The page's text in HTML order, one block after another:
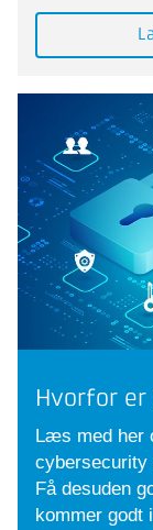
Hvorfor
Læs med her
cybersecurity
Få desuden
kommer godt